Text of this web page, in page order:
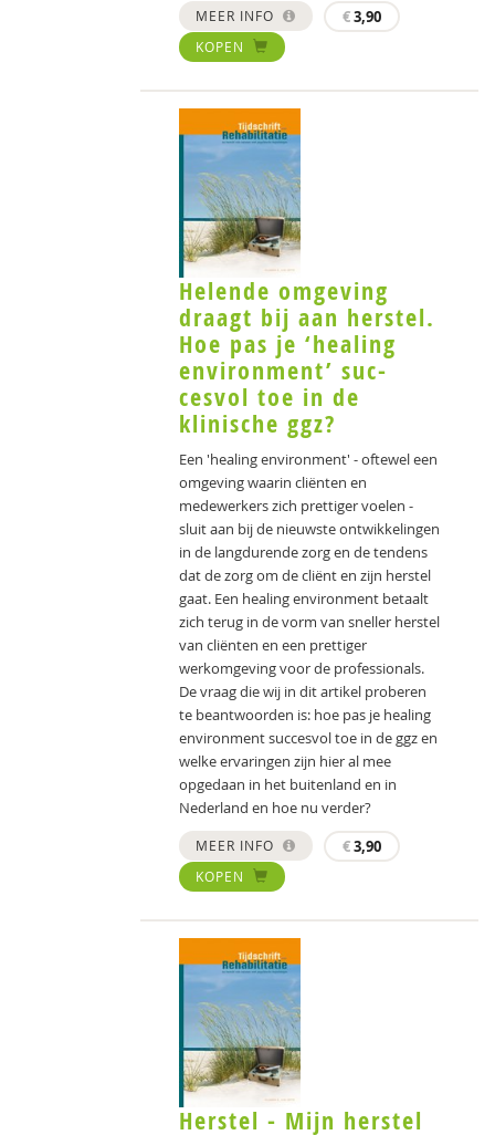
MEER INFO €3,90
KOPEN
Helende omgeving
draagt bij aan herstel.
Hoe pas je ‘healing
environment’ suc-
cesvol toe in de
klinische ggz?
Een 'healing environment' - oftewel een
omgeving waarin cliënten en
medewerkers zich prettiger voelen -
sluit aan bij de nieuwste ontwikkelingen
in de langdurende zorg en de tendens
dat de zorg om de cliënt en zijn herstel
gaat. Een healing environment betaalt
zich terug in de vorm van sneller herstel
van cliënten en een prettiger
werkomgeving voor de professionals.
De vraag die wij in dit artikel proberen
te beantwoorden is: hoe pas je healing
environment succesvol toe in de ggz en
welke ervaringen zijn hier al mee
opgedaan in het buitenland en in
Nederland en hoe nu verder?
MEER INFO €3,90
KOPEN
Herstel - Mijn herstel